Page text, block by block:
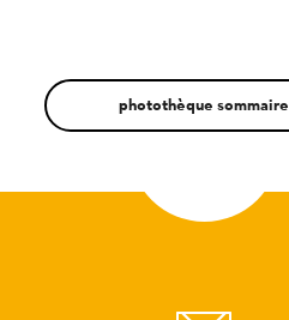
photothèque sommaire